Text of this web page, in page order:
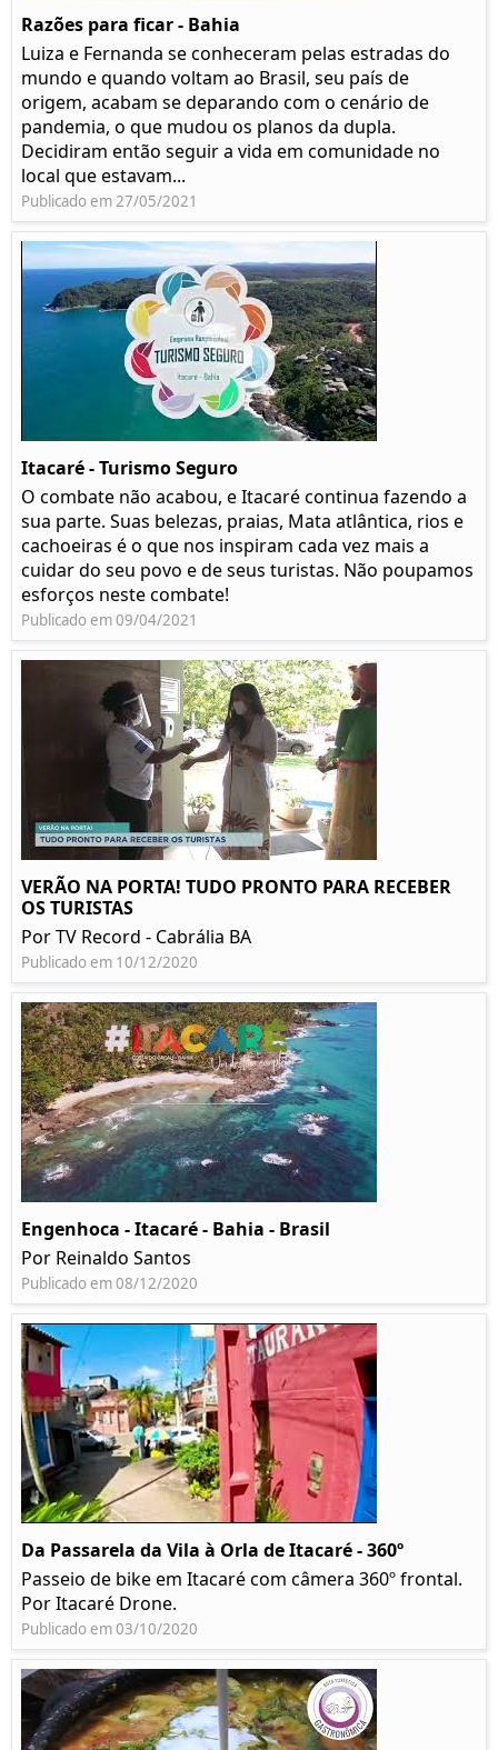
Razões para ficar - Bahia
Luiza e Fernanda se conheceram pelas estradas do
mundo e quando voltam ao Brasil, seu país de
origem, acabam se deparando com o cenário de
pandemia, o que mudou os planos da dupla.
Decidiram então seguir a vida em comunidade no
local que estavam...
Publicado em 27/05/2021
Itacaré - Turismo Seguro
O combate não acabou, e Itacaré continua fazendo a
sua parte. Suas belezas, praias, Mata atlântica, rios e
cachoeiras é o que nos inspiram cada vez mais a
cuidar do seu povo e de seus turistas. Não poupamos
esforços neste combate!
Publicado em 09/04/2021
VERÃO NA PORTA! TUDO PRONTO PARA RECEBER
OS TURISTAS
Por TV Record - Cabrália BA
Publicado em 10/12/2020
Engenhoca - Itacaré - Bahia - Brasil
Por Reinaldo Santos
Publicado em 08/12/2020
Da Passarela da Vila à Orla de Itacaré - 360º
Passeio de bike em Itacaré com câmera 360º frontal.
Por Itacaré Drone.
Publicado em 03/10/2020